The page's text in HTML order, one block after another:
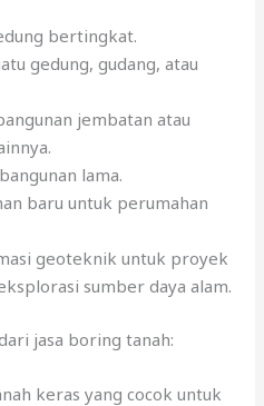
bertingkat.
gedung, gudang, atau
jembatan atau
lama.
baru untuk perumahan
geoteknik untuk proyek
sumber daya alam.
jasa boring tanah:
keras yang cocok untuk